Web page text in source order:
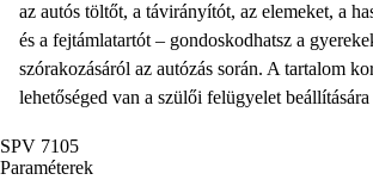
az autós töltőt, a távirányítót, az elemeket, a
és a fejtámlatartót – gondoskodhatsz a
szórakozásáról az autózás során. A tartalom
lehetőséged van a szülői felügyelet beállítására
SPV 7105
Paraméterek